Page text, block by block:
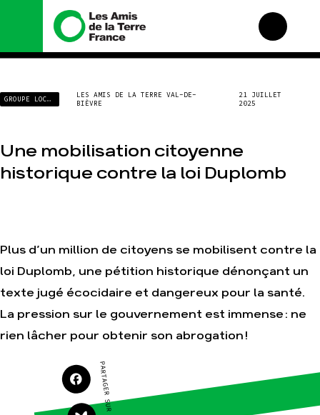
Nous connaître
Histoire
Missions et méthodes
Valeurs
Nos alliés
Je soutiens les Amis de
Nos campagnes
Total, rendez-vous au
grand enfumage
Mode : une tendance
destructrice
Agir
S'engager sur le terrain
Agir au quotidien
Soutenir les campagnes
Nos thématiques
Agriculture
GROUPE LOCAL
LES AMIS DE LA TERRE VAL-DE-
BIÈVRE
21 JUILLET
2025
Une mobilisation citoyenne
historique contre la loi Duplomb
Plus d’un million de citoyens se mobilisent contre la
loi Duplomb, une pétition historique dénonçant un
texte jugé écocidaire et dangereux pour la santé.
La pression sur le gouvernement est immense : ne
rien lâcher pour obtenir son abrogation !
PARTAGER SUR